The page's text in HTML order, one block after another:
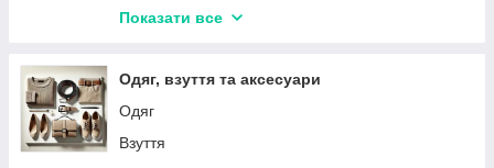
Фото і відео
Офісна техніка
Аксесуари для телевізорів
Аксесуари для мобільних телефонів і
Показати все
Одяг, взуття та аксесуари
Одяг
Взуття